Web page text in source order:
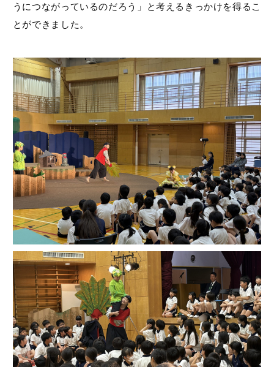
うにつながっているのだろう」と考えるきっかけを得るこ
とができました。